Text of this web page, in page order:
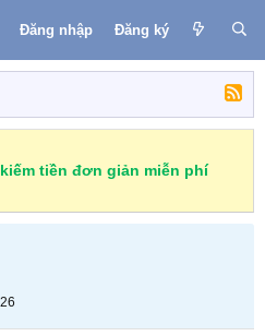
Đăng nhập Đăng ký
tiền đơn giản miễn phí